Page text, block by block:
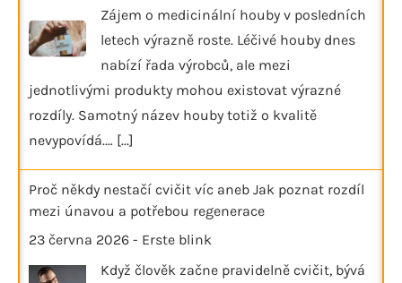
Zájem o medicinální houby v posledních
letech výrazně roste. Léčivé houby dnes
nabízí řada výrobců, ale mezi
jednotlivými produkty mohou existovat výrazné
rozdíly. Samotný název houby totiž o kvalitě
nevypovídá.… [...]
Proč někdy nestačí cvičit víc aneb Jak poznat rozdíl
mezi únavou a potřebou regenerace
23 června 2026 - Erste blink
Když člověk začne pravidelně cvičit, bývá